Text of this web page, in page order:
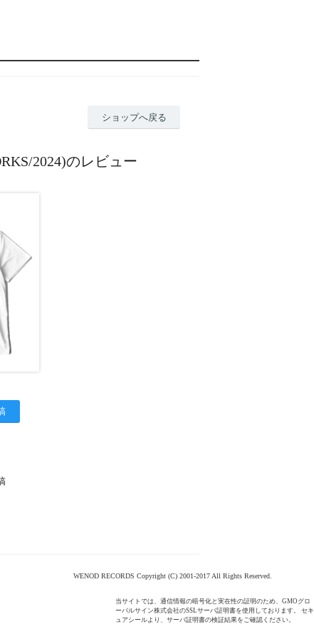
ショップへ戻る
2024)のレビュー
WENOD RECORDS Copyright (C) 2001-2017 All Rights Reserved.
当サイトでは、通信情報の暗号化と実在性の証明のため、GMOグロ
ーバルサイン株式会社のSSLサーバ証明書を使用しております。 セキ
ュアシールより、サーバ証明書の検証結果をご確認ください。